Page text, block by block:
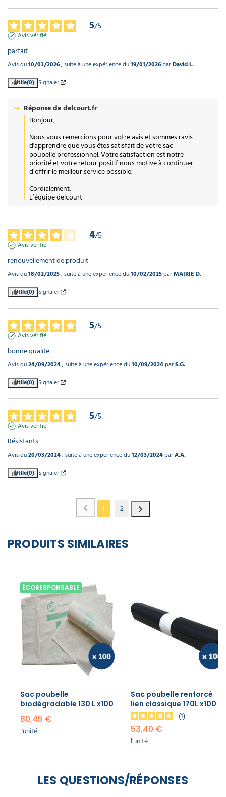
PRODUITS SIMILAIRES
ÉCORESPONSABLE
Sac poubelle
biodégradable 130 L x100
80,45 €
l'unité
Sac poubelle renforcé
lien classique 170L x100
1
53,40 €
l'unité
LES QUESTIONS/RÉPONSES
5/5
Avis vérifié
parfait
Avis du10/03/2026, suite à une expérience du19/01/2026parDavid L.
Utile(0) Signaler
Réponse dedelcourt.fr
Bonjour,
Nous vous remercions pour votre avis et sommes ravis
d'apprendre que vous êtes satisfait de votre sac
poubelle professionnel. Votre satisfaction est notre
priorité et votre retour positif nous motive à continuer
d’offrir le meilleur service possible.
Cordialement.
L’équipe delcourt
4/5
Avis vérifié
renouvellement de produit
Avis du18/02/2025, suite à une expérience du10/02/2025parMAIRIE D.
Utile(0) Signaler
5/5
Avis vérifié
bonne qualite
Avis du24/09/2024, suite à une expérience du10/09/2024parS.G.
Utile(0) Signaler
5/5
Avis vérifié
Résistants
Avis du20/03/2024, suite à une expérience du12/03/2024parA.A.
Utile(0) Signaler
1 2